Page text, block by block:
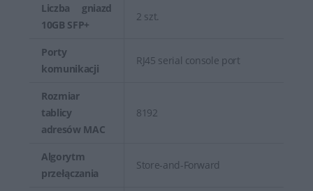
Liczba gniazd
10GB SFP+
2 szt.
Porty
komunikacji
RJ45 serial console port
Rozmiar
tablicy
adresów MAC
8192
Algorytm
przełączania
Store-and-Forward